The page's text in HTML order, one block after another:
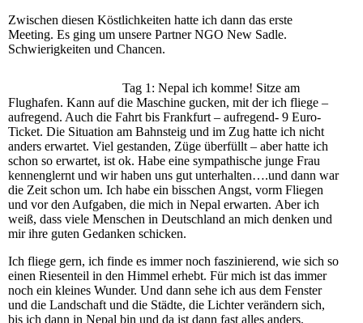
Zwischen diesen Köstlichkeiten hatte ich dann das erste
Meeting. Es ging um unsere Partner NGO New Sadle.
Schwierigkeiten und Chancen.
Tag 1: Nepal ich komme! Sitze am
Flughafen. Kann auf die Maschine gucken, mit der ich fliege –
aufregend. Auch die Fahrt bis Frankfurt – aufregend- 9 Euro-
Ticket. Die Situation am Bahnsteig und im Zug hatte ich nicht
anders erwartet. Viel gestanden, Züge überfüllt – aber hatte ich
schon so erwartet, ist ok. Habe eine sympathische junge Frau
kennenglernt und wir haben uns gut unterhalten….und dann war
die Zeit schon um. Ich habe ein bisschen Angst, vorm Fliegen
und vor den Aufgaben, die mich in Nepal erwarten. Aber ich
weiß, dass viele Menschen in Deutschland an mich denken und
mir ihre guten Gedanken schicken.
Ich fliege gern, ich finde es immer noch faszinierend, wie sich so
einen Riesenteil in den Himmel erhebt. Für mich ist das immer
noch ein kleines Wunder. Und dann sehe ich aus dem Fenster
und die Landschaft und die Städte, die Lichter verändern sich,
bis ich dann in Nepal bin und da ist dann fast alles anders.